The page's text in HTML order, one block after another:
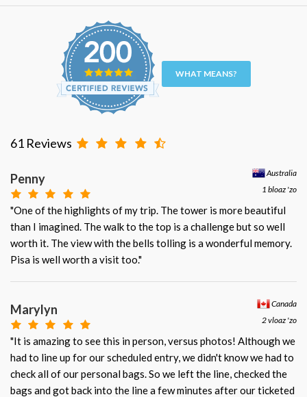
WHAT MEANS?
61 Reviews
Australia
1 bloaz 'zo
Penny
"One of the highlights of my trip. The tower is more beautiful
than I imagined. The walk to the top is a challenge but so well
worth it. The view with the bells tolling is a wonderful memory.
Pisa is well worth a visit too."
Canada
2 vloaz 'zo
Marylyn
"It is amazing to see this in person, versus photos! Although we
had to line up for our scheduled entry, we didn't know we had to
check all of our personal bags. So we left the line, checked the
bags and got back into the line a few minutes after our ticketed